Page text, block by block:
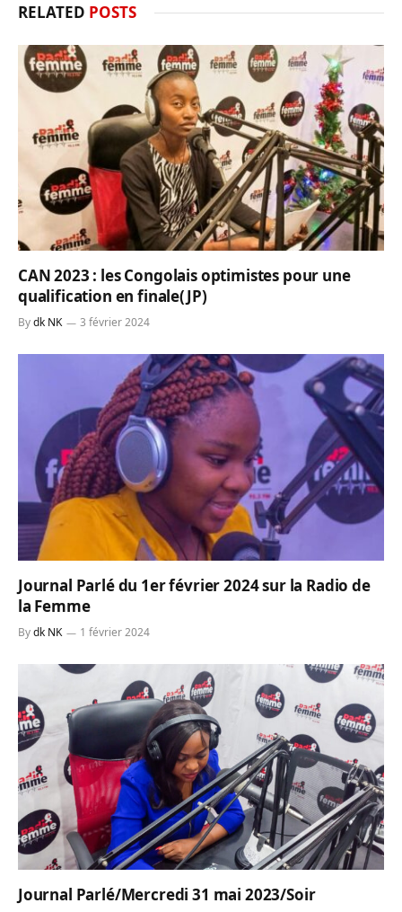
RELATED POSTS
CAN 2023 : les Congolais optimistes pour une
qualification en finale(JP)
Bydk NK 3 février 2024
Journal Parlé du 1er février 2024 sur la Radio de
la Femme
Bydk NK 1 février 2024
Journal Parlé/Mercredi 31 mai 2023/Soir